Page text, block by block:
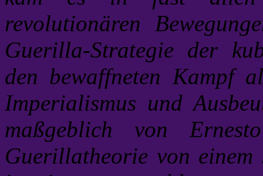
revolutionären
Guerilla-Strategie der
den bewaffneten Kampf
Imperialismus und
maßgeblich von
Guerillatheorie von